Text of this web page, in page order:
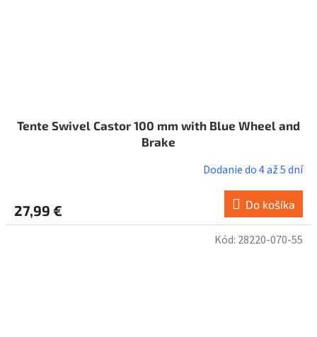
Tente Swivel Castor 100 mm with Blue Wheel and
Brake
Dodanie do 4 až 5 dní
27,99 € Do košíka
Kód: 28220-070-55